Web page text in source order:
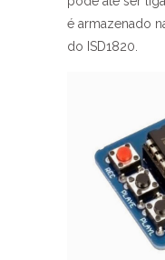
é armazenado
do ISD1820.